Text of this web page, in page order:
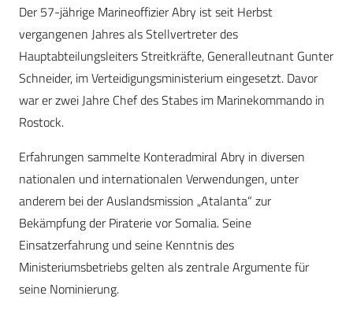
Der 57-jährige Marineoffizier Abry ist seit Herbst
vergangenen Jahres als Stellvertreter des
Hauptabteilungsleiters Streitkräfte, Generalleutnant Gunter
Schneider, im Verteidigungsministerium eingesetzt. Davor
war er zwei Jahre Chef des Stabes im Marinekommando in
Rostock.
Erfahrungen sammelte Konteradmiral Abry in diversen
nationalen und internationalen Verwendungen, unter
anderem bei der Auslandsmission „Atalanta“ zur
Bekämpfung der Piraterie vor Somalia.Seine
Einsatzerfahrung und seine Kenntnis des
Ministeriumsbetriebs gelten als zentrale Argumente für
seine Nominierung.